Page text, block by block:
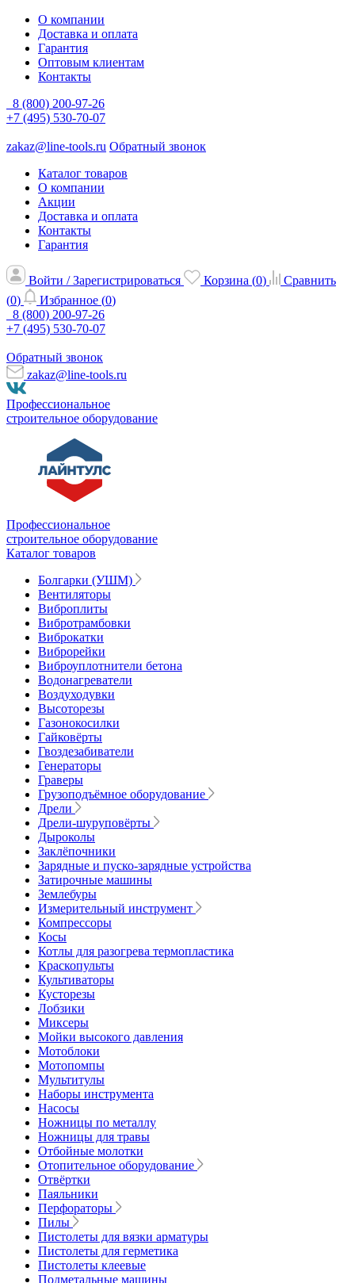
О компании
Доставка и оплата
Гарантия
Оптовым клиентам
Контакты
8 (800) 200-97-26
+7 (495) 530-70-07
zakaz@line-tools.ru Обратный звонок
Каталог товаров
О компании
Акции
Доставка и оплата
Контакты
Гарантия
Войти / Зарегистрироваться Корзина (0)
Сравнить
(0) Избранное (0)
8 (800) 200-97-26
+7 (495) 530-70-07
Обратный звонок
zakaz@line-tools.ru
Профессиональное
строительное оборудование
Профессиональное
строительное оборудование
Каталог товаров
Болгарки (УШМ)
Вентиляторы
Виброплиты
Вибротрамбовки
Виброкатки
Виброрейки
Виброуплотнители бетона
Водонагреватели
Воздуходувки
Высоторезы
Газонокосилки
Гайковёрты
Гвоздезабиватели
Генераторы
Граверы
Грузоподъёмное оборудование
Дрели
Дрели-шуруповёрты
Дыроколы
Заклёпочники
Зарядные и пуско-зарядные устройства
Затирочные машины
Землебуры
Измерительный инструмент
Компрессоры
Косы
Котлы для разогрева термопластика
Краскопульты
Культиваторы
Кусторезы
Лобзики
Миксеры
Мойки высокого давления
Мотоблоки
Мотопомпы
Мультитулы
Наборы инструмента
Насосы
Ножницы по металлу
Ножницы для травы
Отбойные молотки
Отопительное оборудование
Отвёртки
Паяльники
Перфораторы
Пилы
Пистолеты для вязки арматуры
Пистолеты для герметика
Пистолеты клеевые
Подметальные машины